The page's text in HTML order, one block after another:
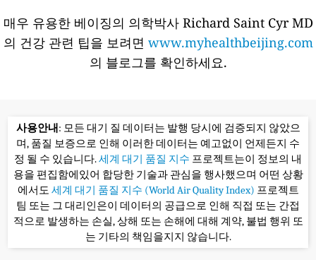
매우 유용한 베이징의 의학박사 Richard Saint Cyr MD
의 건강 관련 팁을 보려면 www.myhealthbeijing.com
의 블로그를 확인하세요.
사용안내: 모든 대기 질 데이터는 발행 당시에 검증되지 않았으
며, 품질 보증으로 인해 이러한 데이터는 예고없이 언제든지 수
정 될 수 있습니다.세계 대기 품질 지수 프로젝트는이 정보의 내
용을 편집함에있어 합당한 기술과 관심을 행사했으며 어떤 상황
에서도 세계 대기 품질 지수 (World Air Quality Index) 프로젝트
팀 또는 그 대리인은이 데이터의 공급으로 인해 직접 또는 간접
적으로 발생하는 손실, 상해 또는 손해에 대해 계약, 불법 행위 또
는 기타의 책임을지지 않습니다.